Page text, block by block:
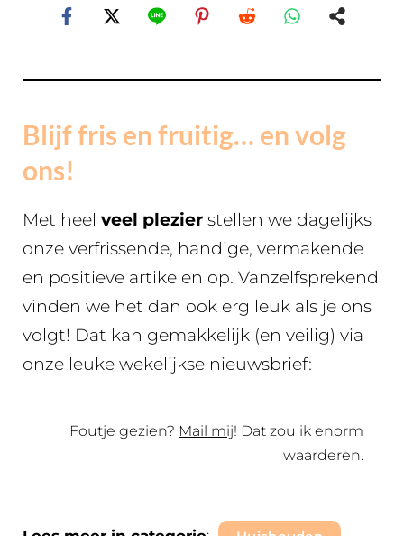
Blijf fris en fruitig… en volg
ons!
Met heel veel plezier stellen we dagelijks
onze verfrissende, handige, vermakende
en positieve artikelen op. Vanzelfsprekend
vinden we het dan ook erg leuk als je ons
volgt! Dat kan gemakkelijk (en veilig) via
onze leuke wekelijkse nieuwsbrief:
Foutje gezien? Mail mij! Dat zou ik enorm
waarderen.